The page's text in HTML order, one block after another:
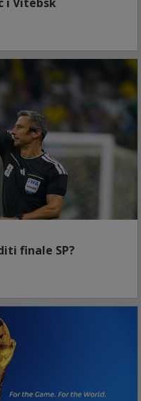
finale SP?